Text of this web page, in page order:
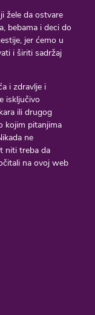
žele da ostvare
bebama i deci do
jer ćemo u
i širiti sadržaj
i zdravlje i
isključivo
ili drugog
kojim pitanjima
ne
niti treba da
na ovoj web